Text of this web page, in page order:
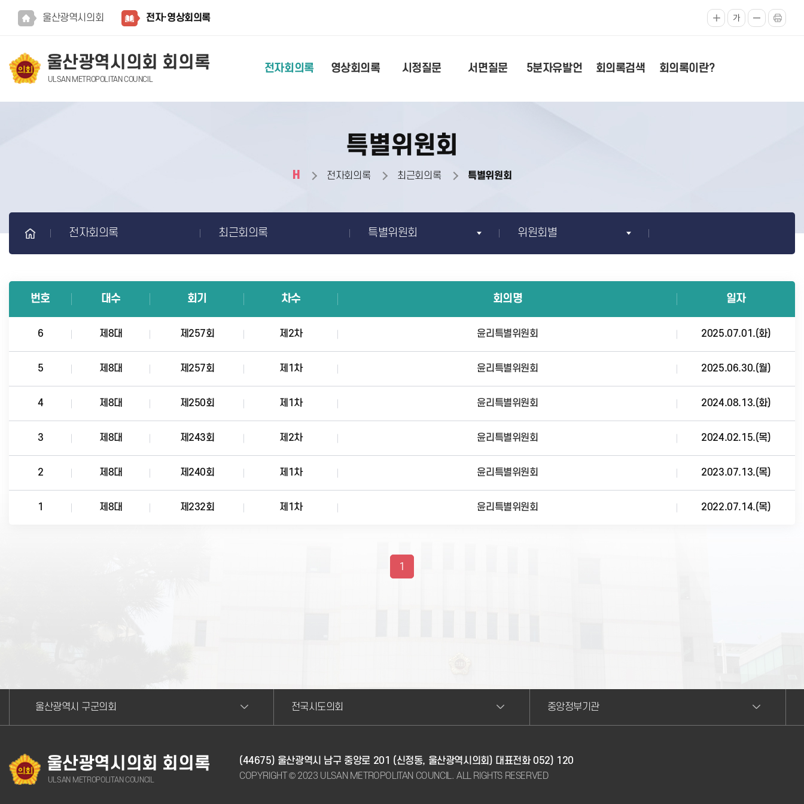
울산광역시의회
전자·영상회의록 가
울산광역시의회 회의록
ULSAN METROPOLITAN COUNCIL
전자회의록 영상회의록 시정질문 서면질문 5분자유발언 회의록검색 회의록이란?
특별위원회
H 전자회의록 최근회의록 특별위원회
전자회의록 최근회의록 특별위원회 위원회별
번호 대수 회기 차수 회의명 일자
6 제8대 제257회 제2차 윤리특별위원회 2025.07.01.(화)
5 제8대 제257회 제1차 윤리특별위원회 2025.06.30.(월)
4 제8대 제250회 제1차 윤리특별위원회 2024.08.13.(화)
3 제8대 제243회 제2차 윤리특별위원회 2024.02.15.(목)
2 제8대 제240회 제1차 윤리특별위원회 2023.07.13.(목)
1 제8대 제232회 제1차 윤리특별위원회 2022.07.14.(목)
1
울산광역시 구군의회 전국시도의회 중앙정부기관
울산광역시의회 회의록
ULSAN METROPOLITAN COUNCIL
(44675) 울산광역시 남구 중앙로 201 (신정동, 울산광역시의회) 대표전화052) 120
COPYRIGHT © 2023 ULSAN METROPOLITAN COUNCIL. ALL RIGHTS RESERVED